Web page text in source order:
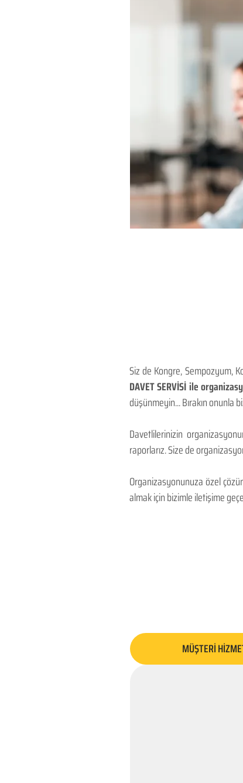
Siz de Kongre, Sempozyum,
DAVET SERVİSİ ile
düşünmeyin... Bırakın onunla
Davetlilerinizin
raporlarız. Size de
Organizasyonunuza özel
almak için bizimle iletişime
MÜŞTERİ